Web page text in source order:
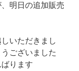
明日の追加販売
いただきまし
ございました
ります